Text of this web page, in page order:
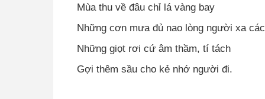
Mùa thu về đâu chỉ lá vàng bay
Những cơn mưa đủ nao lòng người xa
Những giọt rơi cứ âm thầm, tí tách
Gợi thêm sầu cho kẻ nhớ người đi.